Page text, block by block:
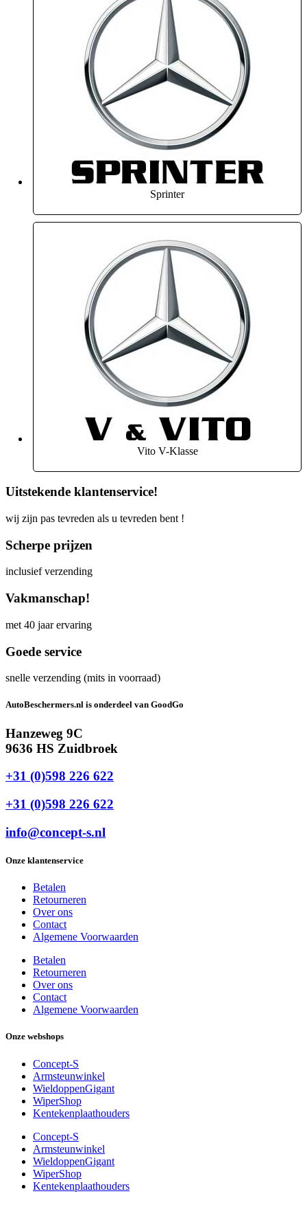
Sprinter
Vito V-Klasse
Uitstekende klantenservice!
wij zijn pas tevreden als u tevreden bent !
Scherpe prijzen
inclusief verzending
Vakmanschap!
met 40 jaar ervaring
Goede service
snelle verzending (mits in voorraad)
AutoBeschermers.nl is onderdeel van GoodGo
Hanzeweg 9C
9636 HS Zuidbroek
+31 (0)598 226 622
+31 (0)598 226 622
info@concept-s.nl
Onze klantenservice
Betalen
Retourneren
Over ons
Contact
Algemene Voorwaarden
Betalen
Retourneren
Over ons
Contact
Algemene Voorwaarden
Onze webshops
Concept-S
Armsteunwinkel
WieldoppenGigant
WiperShop
Kentekenplaathouders
Concept-S
Armsteunwinkel
WieldoppenGigant
WiperShop
Kentekenplaathouders